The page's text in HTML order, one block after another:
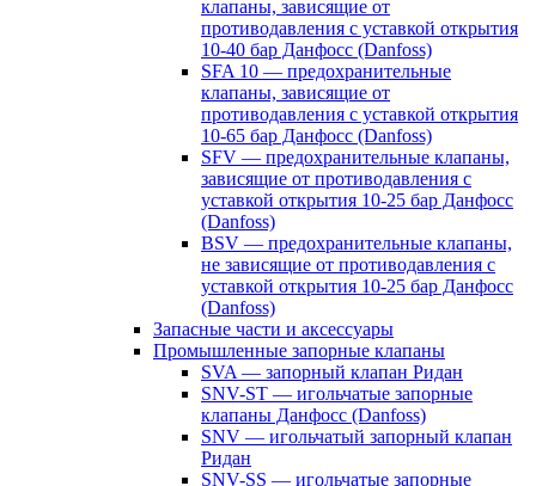
клапаны, зависящие от
противодавления с уставкой открытия
10-40 бар Данфосс (Danfoss)
SFA 10 — предохранительные
клапаны, зависящие от
противодавления с уставкой открытия
10-65 бар Данфосс (Danfoss)
SFV — предохранительные клапаны,
зависящие от противодавления с
уставкой открытия 10-25 бар Данфосс
(Danfoss)
BSV — предохранительные клапаны,
не зависящие от противодавления с
уставкой открытия 10-25 бар Данфосс
(Danfoss)
Запасные части и аксессуары
Промышленные запорные клапаны
SVA — запорный клапан Ридан
SNV-ST — игольчатые запорные
клапаны Данфосс (Danfoss)
SNV — игольчатый запорный клапан
Ридан
SNV-SS — игольчатые запорные